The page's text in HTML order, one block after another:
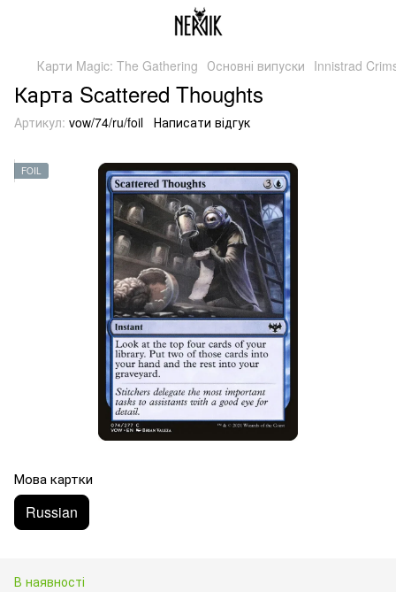
Карти Magic: The Gathering Основні випуски Innistrad
Карта Scattered Thoughts
Артикул: vow/74/ru/foil Написати відгук
FOIL
Мова картки
Russian
В наявності